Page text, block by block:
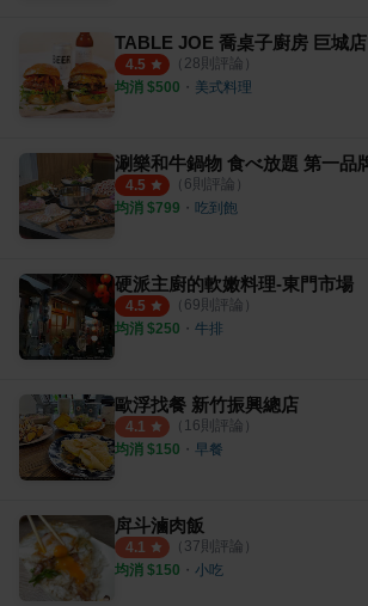
TABLE JOE 喬桌子廚房 巨城店
4.5 （ 28則評論）
均消 $500 ・ 美式料理
4.5 （ 6則評論）
均消 $799 ・ 吃到飽
硬派主廚的軟嫩料理-東門市場
4.5 （ 69則評論）
均消 $250 ・ 牛排
歐浮找餐 新竹振興總店
4.1 （ 16則評論）
均消 $150 ・ 早餐
戽斗滷肉飯
4.1 （ 37則評論）
均消 $150 ・ 小吃